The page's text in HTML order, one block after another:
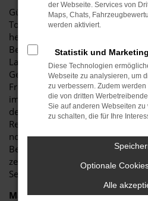
Günstige Mobilität in Bautzen
Toyota Supra Gebrauchtwagen
herausragende Qualität und
Begleiter. Sowohl im
Landstraße und Autobahn ist der
Gebrauchtwagen eine perfekte
Freude bereiten. Unser
im Geschäft. Wir sind nicht nur
den Toyota Supra
Region Bautzen verankert. In
noch Werte wie Vertrauen und
Beratung im positivsten Sinne
zeichnen wir uns durch ein breites
Serviceangebot und günstige Preise
Marken
der Webseite. Services von
Maps, Chats,
werden aktiviert.
Statistik und Marketing
Diese Technologien
Webseite zu analysieren, um
zu verbessern. Zudem
die von dritten
Sie auf anderen Webseiten
zu schalten, die für Ihre
Optionale
Alle